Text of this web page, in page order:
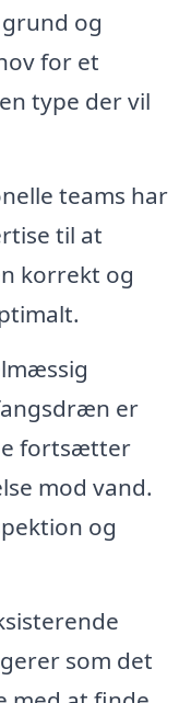
og
for et
type der vil
teams har
til at
korrekt og
er
fortsætter
mod vand.
og
som det